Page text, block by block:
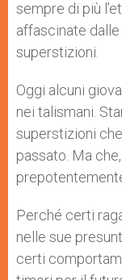
sempre di più
affascinate
superstizioni.
Oggi alcuni
nei talismani.
superstizioni
passato. Ma
Perché certi
nelle sue
certi